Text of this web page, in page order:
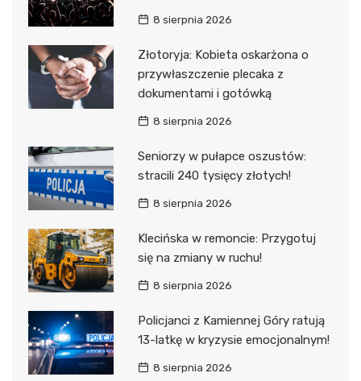
8 sierpnia 2026
Złotoryja: Kobieta oskarżona o
przywłaszczenie plecaka z
dokumentami i gotówką
8 sierpnia 2026
Seniorzy w pułapce oszustów:
stracili 240 tysięcy złotych!
8 sierpnia 2026
Klecińska w remoncie: Przygotuj
się na zmiany w ruchu!
8 sierpnia 2026
Policjanci z Kamiennej Góry ratują
13-latkę w kryzysie emocjonalnym!
8 sierpnia 2026